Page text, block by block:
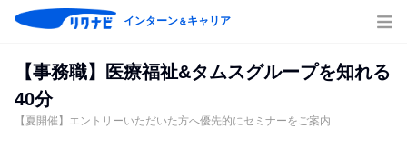
インターン＆キャリア
【事務職】医療福祉&タムスグループを知れる
40分
【夏開催】エントリーいただいた方へ優先的にセミナーをご案内